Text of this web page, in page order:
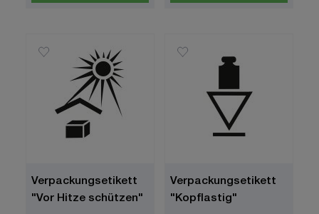
Verpackungsetikett
"Vor Hitze schützen"
Verpackungsetikett
"Kopflastig"